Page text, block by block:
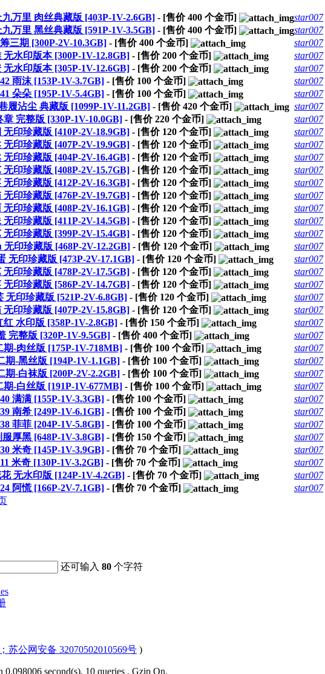
万里 肉丝典藏版 [403P-1V-2.6GB] - [售价400 个金币] star007
万里 黑丝典藏版 [591P-1V-3.5GB] - [售价400 个金币] star007
三期 [300P-2V-10.3GB]- [售价400个金币] star007
水印版本 [300P-1V-12.8GB]- [售价200个金币] star007
水印版本 [305P-1V-12.6GB]- [售价200个金币] star007
雨沫 [153P-1V-3.7GB]- [售价 100个金币] star007
朵朵 [195P-1V-5.4GB]- [售价 100个金币] star007
履沾尘 典藏版 [1099P-1V-11.2GB]- [售价420个金币] star007
完整版 [330P-1V-10.0GB]- [售价220个金币] star007
印珍藏版 [410P-2V-18.9GB]- [售价 120个金币] star007
印珍藏版 [407P-2V-19.9GB]- [售价 120个金币] star007
印珍藏版 [404P-2V-16.4GB]- [售价 120个金币] star007
印珍藏版 [408P-2V-15.7GB]- [售价 120个金币] star007
印珍藏版 [412P-2V-16.3GB]- [售价 120个金币] star007
印珍藏版 [476P-2V-19.7GB]- [售价 120个金币] star007
印珍藏版 [408P-2V-16.1GB]- [售价 120个金币] star007
印珍藏版 [411P-2V-14.5GB]- [售价 120个金币] star007
印珍藏版 [399P-2V-15.4GB]- [售价 120个金币] star007
印珍藏版 [468P-2V-12.2GB] - [售价 120 个金币] star007
无印珍藏版 [473P-2V-17.1GB]- [售价 120个金币] star007
印珍藏版 [478P-2V-17.5GB]- [售价 120个金币] star007
印珍藏版 [586P-2V-14.7GB]- [售价 120个金币] star007
无印珍藏版 [521P-2V-6.8GB]- [售价 120个金币] star007
印珍藏版 [407P-2V-15.8GB]- [售价 120个金币] star007
水印版 [358P-1V-2.8GB]- [售价 150个金币] star007
完整版 [320P-1V-9.5GB]- [售价400个金币] star007
-肉丝版 [175P-1V-718MB]- [售价 100个金币] star007
期-黑丝版 [194P-1V-1.1GB] - [售价 100 个金币] star007
期-白袜版 [200P-2V-2.2GB] - [售价 100 个金币] star007
-白丝版 [191P-1V-677MB]- [售价 100个金币] star007
满满 [155P-1V-3.3GB]- [售价 100个金币] star007
南希 [249P-1V-6.1GB]- [售价 100个金币] star007
菲菲 [204P-1V-5.8GB]- [售价 100个金币] star007
厚黑 [648P-1V-3.8GB]- [售价 150个金币] star007
米奇 [145P-1V-3.9GB]- [售价 70个金币] star007
米奇 [130P-1V-3.2GB] - [售价 70 个金币] star007
无水印版 [124P-1V-4.2GB]- [售价 70个金币] star007
阿慌 [166P-2V-7.1GB]- [售价 70个金币] star007
还可输入80 个字符
苏公网安备 32070502010569号 )
0.098006 second(s), 10 queries , Gzip On.